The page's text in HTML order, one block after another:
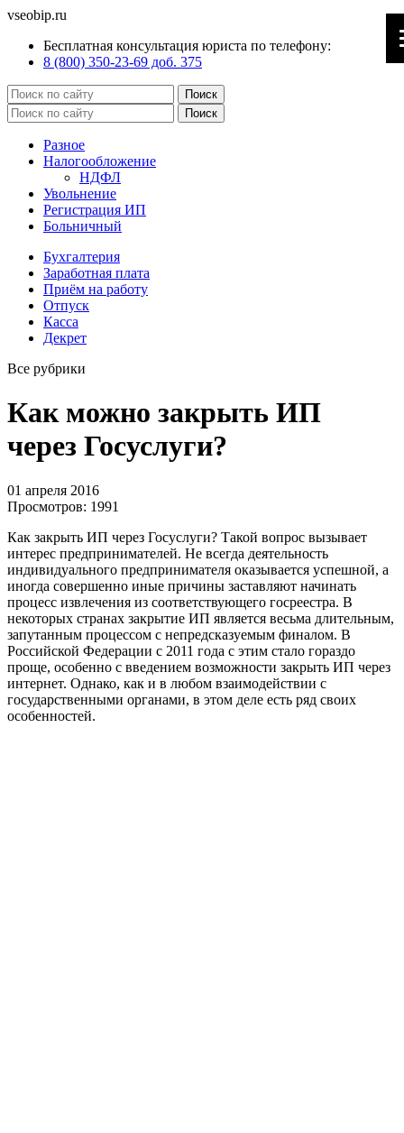
vseobip.ru
Бесплатная консультация юриста по телефону:
8 (800) 350-23-69 доб. 375
Разное
Налогообложение
НДФЛ
Увольнение
Регистрация ИП
Больничный
Бухгалтерия
Заработная плата
Приём на работу
Отпуск
Касса
Декрет
Все рубрики
Как можно закрыть ИП
через Госуслуги?
01 апреля 2016
Просмотров: 1991
Как закрыть ИП через Госуслуги? Такой вопрос вызывает
интерес предпринимателей. Не всегда деятельность
индивидуального предпринимателя оказывается успешной, а
иногда совершенно иные причины заставляют начинать
процесс извлечения из соответствующего госреестра. В
некоторых странах закрытие ИП является весьма длительным,
запутанным процессом с непредсказуемым финалом. В
Российской Федерации с 2011 года с этим стало гораздо
проще, особенно с введением возможности закрыть ИП через
интернет. Однако, как и в любом взаимодействии с
государственными органами, в этом деле есть ряд своих
особенностей.